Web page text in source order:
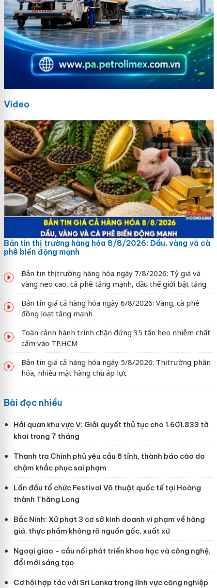
Video
Bản tin thị trường hàng hóa 8/8/2026: Dầu, vàng và cà
phê biến động mạnh
Bản tin thị trường hàng hóa ngày 7/8/2026: Tỷ giá và
vàng neo cao, cà phê tăng mạnh, dầu thế giới bật tăng
Bản tin giá cả hàng hóa ngày 6/8/2026: Vàng, cà phê
đồng loạt tăng mạnh
Toàn cảnh hành trình chặn đứng 35 tấn heo nhiễm chất
cấm vào TP.HCM
Bản tin giá cả hàng hóa ngày 5/8/2026: Thị trường phân
hóa, nhiều mặt hàng chịu áp lực
Bài đọc nhiều
Hải quan khu vực V: Giải quyết thủ tục cho 1.601.833 tờ
khai trong 7 tháng
Thanh tra Chính phủ yêu cầu 8 tỉnh, thành báo cáo do
chậm khắc phục sai phạm
Lần đầu tổ chức Festival Võ thuật quốc tế tại Hoàng
thành Thăng Long
Bắc Ninh: Xử phạt 3 cơ sở kinh doanh vi phạm về hàng
giả, thực phẩm không rõ nguồn gốc, xuất xứ
Ngoại giao - cầu nối phát triển khoa học và công nghệ,
đổi mới sáng tạo
Cơ hội hợp tác với Sri Lanka trong lĩnh vực công nghiệp